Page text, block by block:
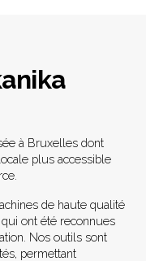
à Bruxelles dont
plus accessible
de haute qualité
ont été reconnues
Nos outils sont
permettant